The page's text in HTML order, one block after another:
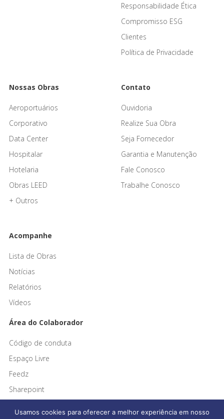
Responsabilidade Ética
Compromisso ESG
Clientes
Política de Privacidade
Nossas Obras
Aeroportuários
Corporativo
Data Center
Hospitalar
Hotelaria
Obras LEED
+ Outros
Contato
Ouvidoria
Realize Sua Obra
Seja Fornecedor
Garantia e Manutenção
Fale Conosco
Trabalhe Conosco
Acompanhe
Lista de Obras
Notícias
Relatórios
Vídeos
Área do Colaborador
Código de conduta
Espaço Livre
Feedz
Sharepoint
Usamos cookies para oferecer a melhor experiência em nosso